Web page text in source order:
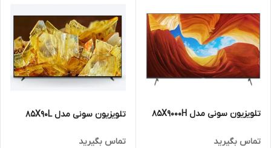
تلویزیون سونی مدل 85X9000H
تماس بگیرید
تلویزیون سونی مدل 85X90L
تماس بگیرید